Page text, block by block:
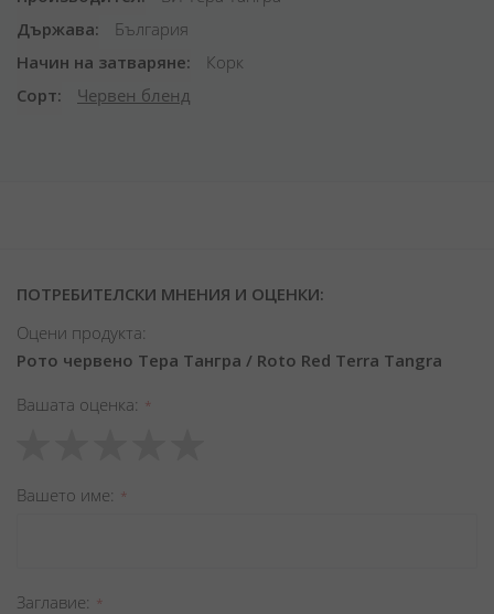
Държава
България
Начин на затваряне
Корк
Сорт
Червен бленд
ПОТРЕБИТЕЛСКИ МНЕНИЯ И ОЦЕНКИ:
Оцени продукта:
Рото червено Тера Тангра / Roto Red Terra Tangra
Вашата оценка
star
stars
stars
stars
stars
Вашето име
Заглавиe